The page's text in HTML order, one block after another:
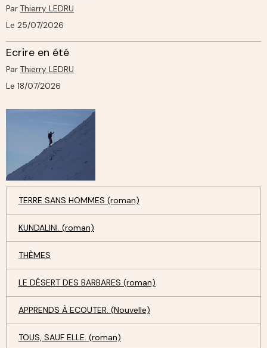
Par Thierry LEDRU
Le 25/07/2026
Ecrire en été
Par Thierry LEDRU
Le 18/07/2026
TERRE SANS HOMMES (roman)
KUNDALINI. (roman)
THÈMES
LE DÉSERT DES BARBARES (roman)
APPRENDS À ECOUTER. (Nouvelle)
TOUS, SAUF ELLE. (roman)